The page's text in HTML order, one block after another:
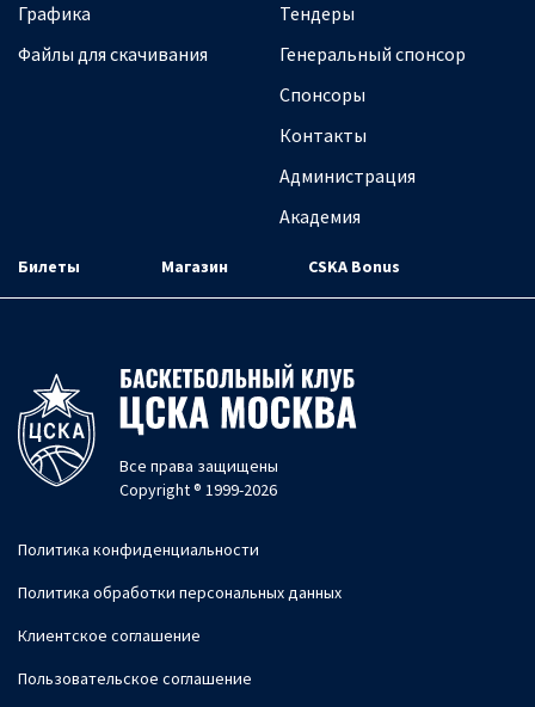
Графика
Файлы для скачивания
Тендеры
Генеральный спонсор
Спонсоры
Контакты
Администрация
Академия
Билеты Магазин CSKA Bonus
Все права защищены
Copyright ® 1999-2026
Политика конфиденциальности
Политика обработки персональных данных
Клиентское соглашение
Пользовательское соглашение